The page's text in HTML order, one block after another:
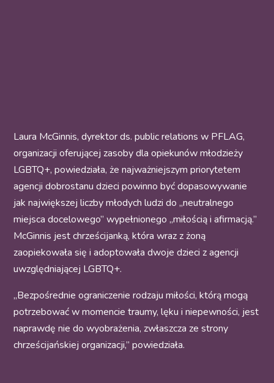
Laura McGinnis, dyrektor ds. public relations w PFLAG,
organizacji oferującej zasoby dla opiekunów młodzieży
LGBTQ+, powiedziała, że najważniejszym priorytetem
agencji dobrostanu dzieci powinno być dopasowywanie
jak największej liczby młodych ludzi do „neutralnego
miejsca docelowego” wypełnionego „miłością i afirmacją.”
McGinnis jest chrześcijanką, która wraz z żoną
zaopiekowała się i adoptowała dwoje dzieci z agencji
uwzględniającej LGBTQ+.
„Bezpośrednie ograniczenie rodzaju miłości, którą mogą
potrzebować w momencie traumy, lęku i niepewności, jest
naprawdę nie do wyobrażenia, zwłaszcza ze strony
chrześcijańskiej organizacji,” powiedziała.